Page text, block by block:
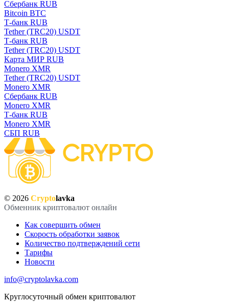
Сбербанк RUB
Bitcoin BTC
Т-банк RUB
Tether (TRC20) USDT
Т-банк RUB
Tether (TRC20) USDT
Карта МИР RUB
Monero XMR
Tether (TRC20) USDT
Monero XMR
Сбербанк RUB
Monero XMR
Т-банк RUB
Monero XMR
СБП RUB
© 2026 Cryptolavka
Обменник криптовалют онлайн
Как совершить обмен
Скорость обработки заявок
Количество подтверждений сети
Тарифы
Новости
info@cryptolavka.com
Круглосуточный обмен криптовалют